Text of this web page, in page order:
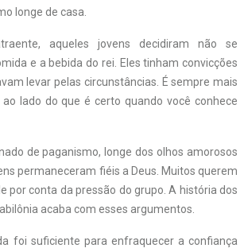
longe de casa.
aqueles jovens decidiram não se
e a bebida do rei. Eles tinham convicções
levar pelas circunstâncias. É sempre mais
lado do que é certo quando você conhece
de paganismo, longe dos olhos amorosos
permaneceram fiéis a Deus. Muitos querem
por conta da pressão do grupo. A história dos
acaba com esses argumentos.
foi suficiente para enfraquecer a confiança